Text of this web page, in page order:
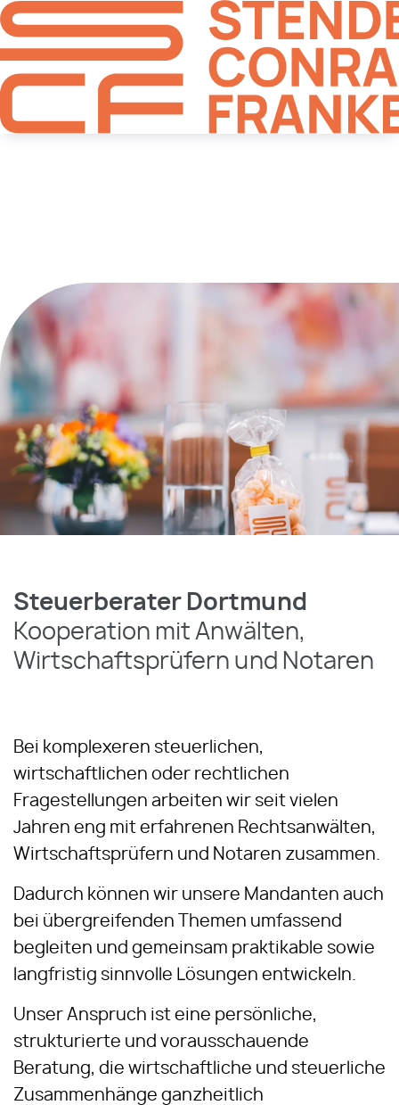
Steuerberater Dortmund
Kooperation mit Anwälten,
Wirtschaftsprüfern und Notaren
Bei komplexeren steuerlichen,
wirtschaftlichen oder rechtlichen
Fragestellungen arbeiten wir seit vielen
Jahren eng mit erfahrenen Rechtsanwälten,
Wirtschaftsprüfern und Notaren zusammen.
Dadurch können wir unsere Mandanten auch
bei übergreifenden Themen umfassend
begleiten und gemeinsam praktikable sowie
langfristig sinnvolle Lösungen entwickeln.
Unser Anspruch ist eine persönliche,
strukturierte und vorausschauende
Beratung, die wirtschaftliche und steuerliche
Zusammenhänge ganzheitlich